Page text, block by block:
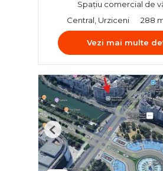
Spațiu comercial de
Central, Urziceni
288
Vezi mai multe
Previous